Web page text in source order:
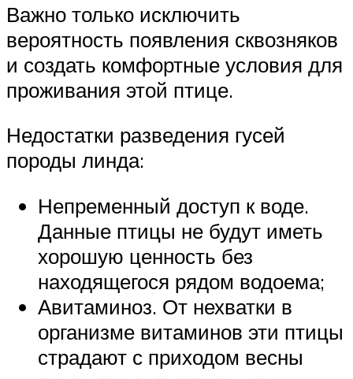
Важно только исключить
вероятность появления сквозняков
и создать комфортные условия для
проживания этой птице.
Недостатки разведения гусей
породы линда:
Непременный доступ к воде.
Данные птицы не будут иметь
хорошую ценность без
находящегося рядом водоема;
Авитаминоз. От нехватки в
организме витаминов эти птицы
страдают с приходом весны